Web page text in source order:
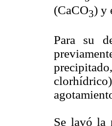
(CaCO3) y
Para su
Se lavó la